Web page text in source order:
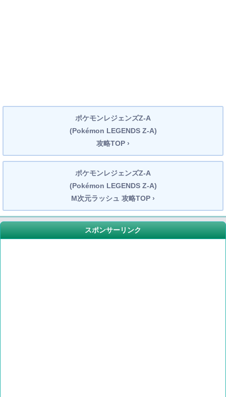
ポケモンレジェンズZ-A
(Pokémon LEGENDS Z-A)
攻略TOP ›
ポケモンレジェンズZ-A
(Pokémon LEGENDS Z-A)
M次元ラッシュ 攻略TOP ›
スポンサーリンク